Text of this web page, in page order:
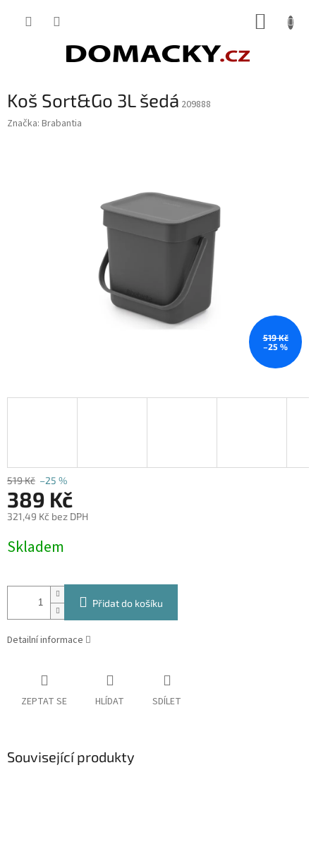
Koš Sort&Go 3L šedá 209888
Značka: Brabantia
519 Kč
–25 %
519 Kč –25 %
389 Kč
321,49 Kč bez DPH
cena:
Skladem
Přidat do košíku
Detailní informace
ZEPTAT SE HLÍDAT SDÍLET
Související produkty